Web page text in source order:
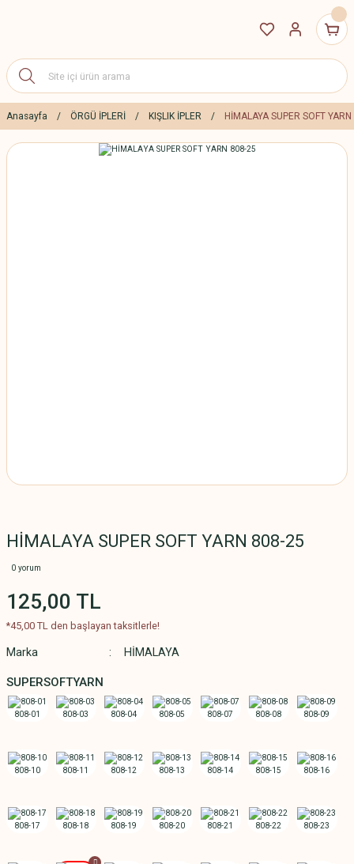
Anasayfa ÖRGÜ İPLERİ KIŞLIK İPLER HİMALAYA SUPER SOFT
HİMALAYA SUPER SOFT YARN 808-25
0 yorum
125,00 TL
*45,00 TL den başlayan taksitlerle!
Marka HİMALAYA
SUPERSOFTYARN